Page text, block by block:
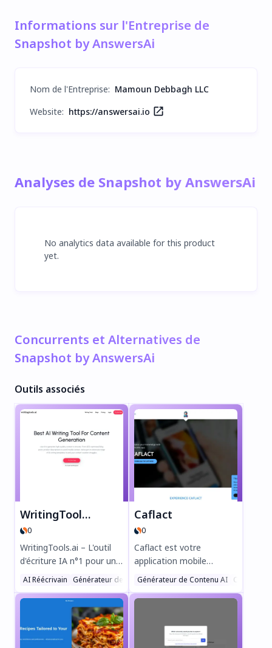
Informations sur l'Entreprise de
Snapshot by AnswersAi
Nom de l'Entreprise: Mamoun Debbagh LLC
Website: https://answersai.io
Analyses de Snapshot by AnswersAi
No analytics data available for this product
yet.
Concurrents et Alternatives de
Snapshot by AnswersAi
Outils associés
WritingTools.ai
0
WritingTools.ai – L'outil
d'écriture IA n°1 pour un
contenu rapide et de
des articles optimisés
SEO, des publications
sociales, des e-mails et
bien plus en quelques
AI Réécrivain Générateur de Blog AI Assistants Écriture
Caflact
0
Caflact est votre
application mobile
intelligente pour un
! Découvrez des faits
sujets, discutez avec un
réseau neuronal et
Générateur de Contenu AI Chatbot AI